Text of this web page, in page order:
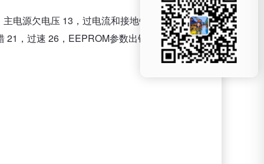
电源欠电压 13，过电流和接地错误 14 ，电机 和
21，过速 26，EEPROM参数出错 36